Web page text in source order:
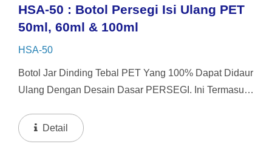
HSA-50 : Botol Persegi Isi Ulang PET
50ml, 60ml & 100ml
HSA-50
Botol Jar Dinding Tebal PET Yang 100% Dapat Didaur
Ulang Dengan Desain Dasar PERSEGI. Ini Termasuk
Menawarkan Sistem Pengisian Ulang Dengan
Kapasitas...
Detail